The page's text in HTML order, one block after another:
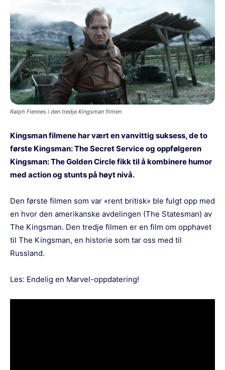
Ralph Fiennes i den tredje Kingsman filmen
Kingsman filmene har vært en vanvittig suksess, de to
første Kingsman: The Secret Service og oppfølgeren
Kingsman: The Golden Circle fikk til å kombinere humor
med action og stunts på høyt nivå.
Den første filmen som var «rent britisk» ble fulgt opp med
en hvor den amerikanske avdelingen (The Statesman) av
The Kingsman. Den tredje filmen er en film om opphavet
til The Kingsman, en historie som tar oss med til
Russland.
Les: Endelig en Marvel-oppdatering!